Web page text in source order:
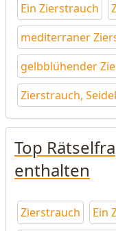
Ein Zierstrauch
mediterraner
gelbblühender
Zierstrauch,
Top
enthalten
Zierstrauch
Ein